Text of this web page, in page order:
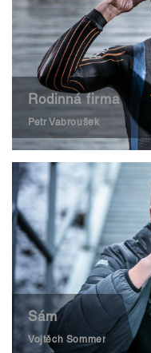
Rodinná firma
Petr Vabroušek
Sám
Vojtěch Sommer